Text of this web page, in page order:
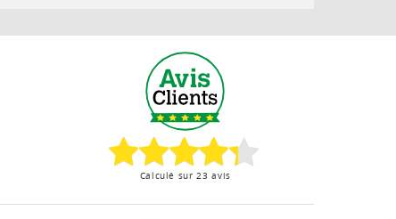
Calculé sur 23 avis